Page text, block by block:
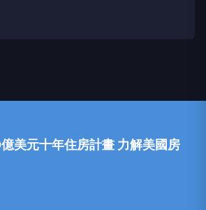
美元十年住房計畫 力解美國房